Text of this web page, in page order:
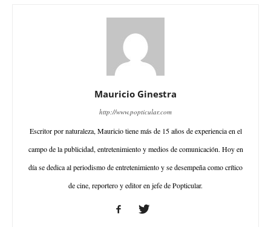
Mauricio Ginestra
http://www.popticular.com
Escritor por naturaleza, Mauricio tiene más de 15 años de experiencia en el
campo de la publicidad, entretenimiento y medios de comunicación. Hoy en
día se dedica al periodismo de entretenimiento y se desempeña como crítico
de cine, reportero y editor en jefe de Popticular.